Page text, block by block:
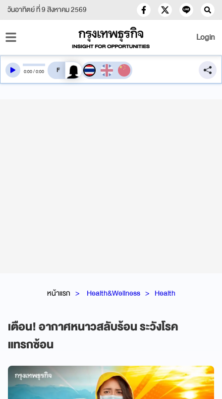
วันอาทิตย์ ที่ 9 สิงหาคม 2569
Login
หน้าแรก Health&Wellness Health
เตือน! อากาศหนาวสลับร้อน ระวังโรค
แทรกซ้อน
0:00/0:00 สลับเสียงอ่าน